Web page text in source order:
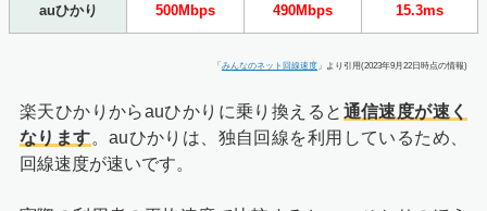
auひかり 500Mbps 490Mbps 15.3ms
「 みんなのネット回線速度 」より引用(2023年9月22日時点の情報)
楽天ひかりからauひかりに乗り換えると 通信速度が速く
なります。auひかりは、独自回線を利用しているため、
回線速度が速いです。